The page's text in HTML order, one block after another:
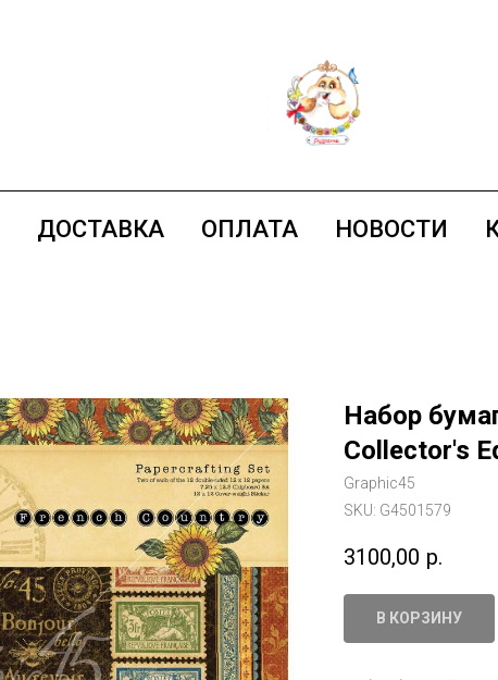
ДОСТАВКА ОПЛАТА НОВОСТИ
Набор
Collector's
Graphic45
SKU: G4501579
3100,00 р.
В КОРЗИНУ